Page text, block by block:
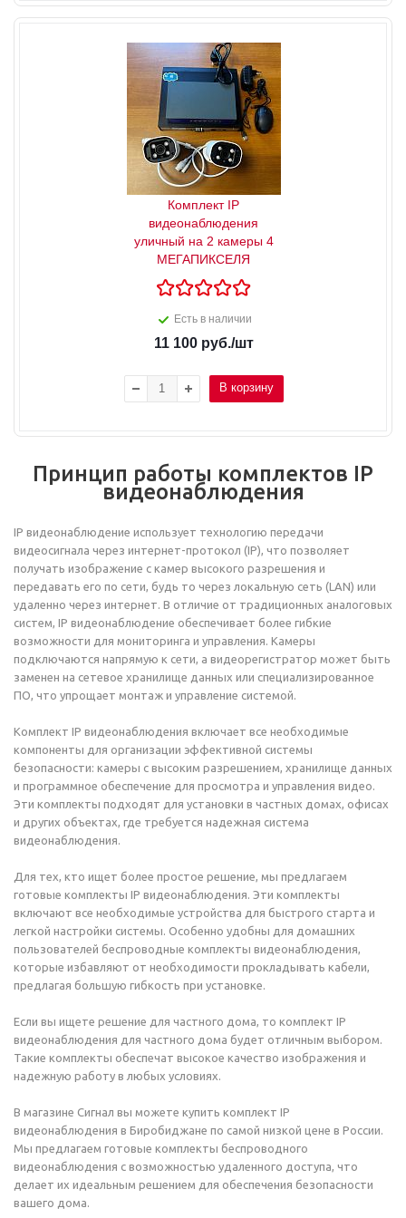
Комплект IP
видеонаблюдения
уличный на 2 камеры 4
МЕГАПИКСЕЛЯ
Есть в наличии
11 100руб./шт
В корзину
Принцип работы комплектов IP
видеонаблюдения
IP видеонаблюдение использует технологию передачи
видеосигнала через интернет-протокол (IP), что позволяет
получать изображение с камер высокого разрешения и
передавать его по сети, будь то через локальную сеть (LAN) или
удаленно через интернет. В отличие от традиционных аналоговых
систем, IP видеонаблюдение обеспечивает более гибкие
возможности для мониторинга и управления. Камеры
подключаются напрямую к сети, а видеорегистратор может быть
заменен на сетевое хранилище данных или специализированное
ПО, что упрощает монтаж и управление системой.
Комплект IP видеонаблюдения включает все необходимые
компоненты для организации эффективной системы
безопасности: камеры с высоким разрешением, хранилище данных
и программное обеспечение для просмотра и управления видео.
Эти комплекты подходят для установки в частных домах, офисах
и других объектах, где требуется надежная система
видеонаблюдения.
Для тех, кто ищет более простое решение, мы предлагаем
готовые комплекты IP видеонаблюдения. Эти комплекты
включают все необходимые устройства для быстрого старта и
легкой настройки системы. Особенно удобны для домашних
пользователей беспроводные комплекты видеонаблюдения,
которые избавляют от необходимости прокладывать кабели,
предлагая большую гибкость при установке.
Если вы ищете решение для частного дома, то комплект IP
видеонаблюдения для частного дома будет отличным выбором.
Такие комплекты обеспечат высокое качество изображения и
надежную работу в любых условиях.
В магазине Сигнал вы можете купить комплект IP
видеонаблюдения в Биробиджане по самой низкой цене в России.
Мы предлагаем готовые комплекты беспроводного
видеонаблюдения с возможностью удаленного доступа, что
делает их идеальным решением для обеспечения безопасности
вашего дома.